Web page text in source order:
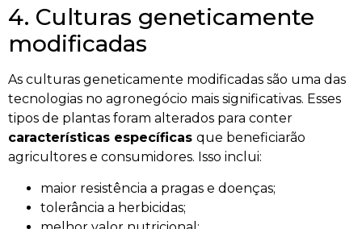
4. Culturas geneticamente
modificadas
As culturas geneticamente modificadas são uma das
tecnologias no agronegócio mais significativas. Esses
tipos de plantas foram alterados para conter
características específicas que beneficiarão
agricultores e consumidores. Isso inclui:
maior resistência a pragas e doenças;
tolerância a herbicidas;